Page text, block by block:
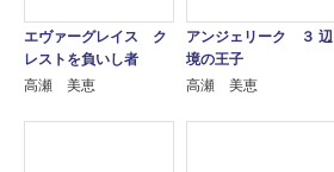
エヴァーグレイス ク
レストを負いし者
高瀬 美恵
アンジェリーク ３ 辺
境の王子
高瀬 美恵